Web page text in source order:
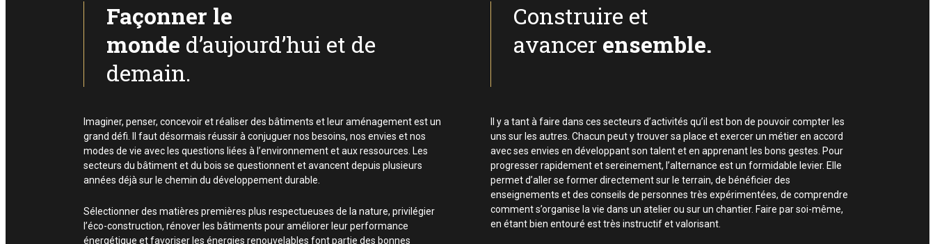
Façonner le
monde d’aujourd’hui et de
demain.
Imaginer, penser, concevoir et réaliser des bâtiments et leur aménagement est un
grand défi. Il faut désormais réussir à conjuguer nos besoins, nos envies et nos
modes de vie avec les questions liées à l’environnement et aux ressources. Les
secteurs du bâtiment et du bois se questionnent et avancent depuis plusieurs
années déjà sur le chemin du développement durable.
Sélectionner des matières premières plus respectueuses de la nature, privilégier
l’éco-construction, rénover les bâtiments pour améliorer leur performance
énergétique et favoriser les énergies renouvelables font partie des bonnes
Construire et
avancer ensemble.
Il y a tant à faire dans ces secteurs d’activités qu’il est bon de pouvoir compter les
uns sur les autres. Chacun peut y trouver sa place et exercer un métier en accord
avec ses envies en développant son talent et en apprenant les bons gestes. Pour
progresser rapidement et sereinement, l’alternance est un formidable levier. Elle
permet d’aller se former directement sur le terrain, de bénéficier des
enseignements et des conseils de personnes très expérimentées, de comprendre
comment s’organise la vie dans un atelier ou sur un chantier. Faire par soi-même,
en étant bien entouré est très instructif et valorisant.